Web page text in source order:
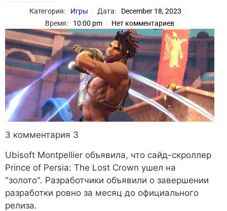
Запрет Джонни Деппа отменен! Фильм “Жанна дю Барри” откроет Каннский кинофестиваль (трейлер)
На звезду сериала “Фарго” Стива Бушеми напали в Нью-Йорке
Piracy Дмитрий Медведев предложил пиратить игры, кино и софт
Категория: Игры Дата:
December 18, 2023
Время:
10:00 pm Нет комментариев
3 комментария 3
Ubisoft Montpellier объявила, что сайд-скроллер
Prince of Persia: The Lost Crown ушел на
"золото". Разработчики объявили о завершении
разработки ровно за месяц до официального
релиза.